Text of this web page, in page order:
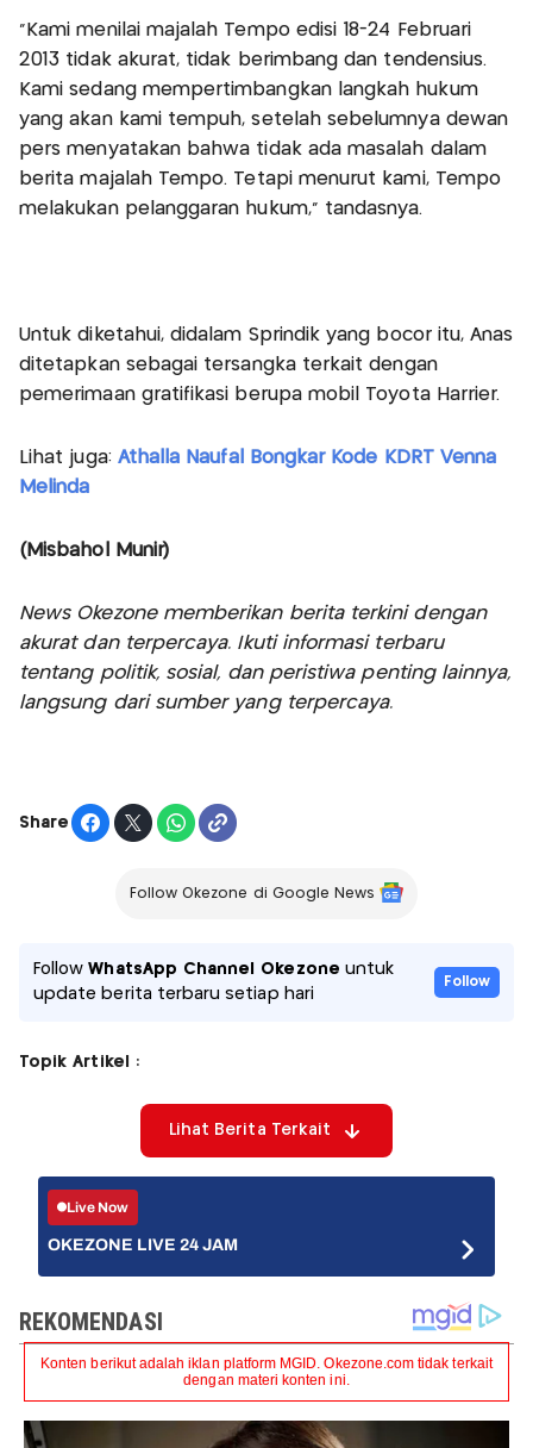
"Kami menilai majalah Tempo edisi 18-24 Februari
2013 tidak akurat, tidak berimbang dan tendensius.
Kami sedang mempertimbangkan langkah hukum
yang akan kami tempuh, setelah sebelumnya dewan
pers menyatakan bahwa tidak ada masalah dalam
berita majalah Tempo. Tetapi menurut kami, Tempo
melakukan pelanggaran hukum," tandasnya.
Untuk diketahui, didalam Sprindik yang bocor itu, Anas
ditetapkan sebagai tersangka terkait dengan
pemerimaan gratifikasi berupa mobil Toyota Harrier.
Lihat juga: Athalla Naufal Bongkar Kode KDRT Venna
Melinda
(Misbahol Munir)
News Okezone memberikan berita terkini dengan
akurat dan terpercaya. Ikuti informasi terbaru
tentang politik, sosial, dan peristiwa penting lainnya,
langsung dari sumber yang terpercaya.
Share
Follow Okezone di Google News
FollowWhatsApp Channel Okezone untuk
update berita terbaru setiap hari
Follow
Topik Artikel :
Lihat Berita Terkait
Live Now
OKEZONE LIVE 24 JAM